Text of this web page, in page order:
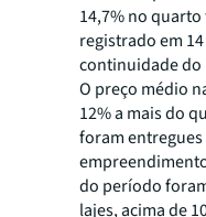
14,7% no
registrado em
continuidade do
O preço médio
12% a mais do
foram entregues
do período
lajes, acima de